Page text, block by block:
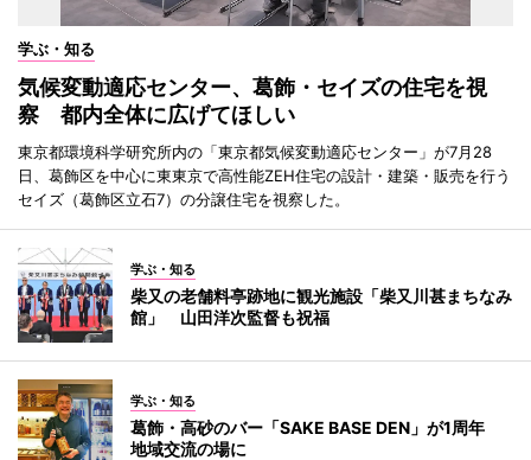
学ぶ・知る
気候変動適応センター、葛飾・セイズの住宅を視
察 都内全体に広げてほしい
東京都環境科学研究所内の「東京都気候変動適応センター」が7月28
日、葛飾区を中心に東東京で高性能ZEH住宅の設計・建築・販売を行う
セイズ（葛飾区立石7）の分譲住宅を視察した。
学ぶ・知る
柴又の老舗料亭跡地に観光施設「柴又川甚まちなみ
館」 山田洋次監督も祝福
学ぶ・知る
葛飾・高砂のバー「SAKE BASE DEN」が1周年
地域交流の場に